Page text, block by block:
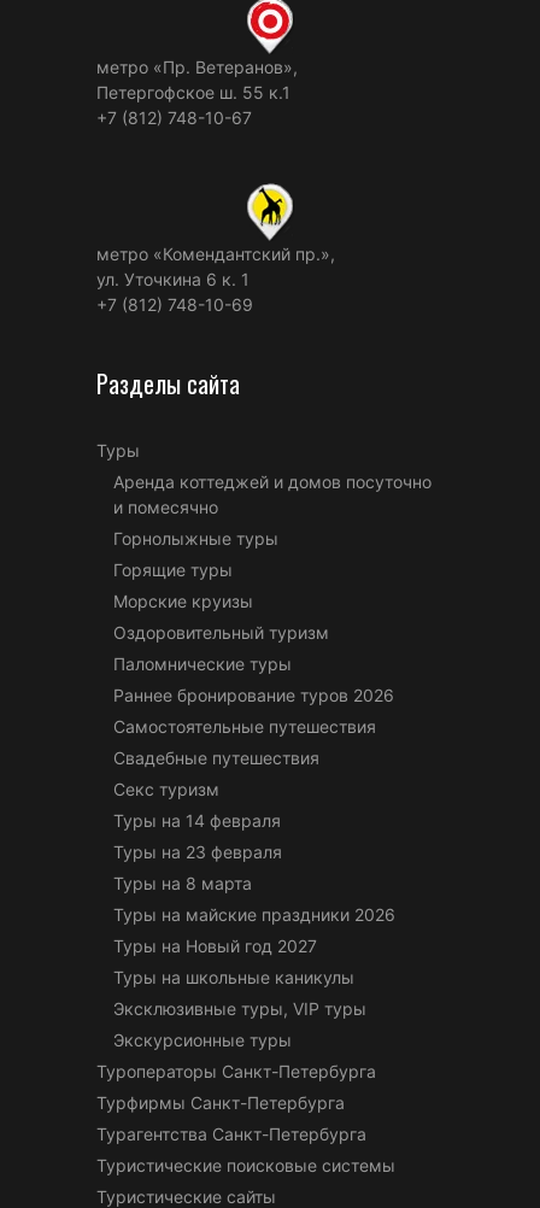
метро «Пр. Ветеранов»,
Петергофское ш. 55 к.1
+7 (812) 748-10-67
метро «Комендантский пр.»,
ул. Уточкина 6 к. 1
+7 (812) 748-10-69
Разделы сайта
Туры
Аренда коттеджей и домов посуточно
и помесячно
Горнолыжные туры
Горящие туры
Морские круизы
Оздоровительный туризм
Паломнические туры
Раннее бронирование туров 2026
Самостоятельные путешествия
Свадебные путешествия
Секс туризм
Туры на 14 февраля
Туры на 23 февраля
Туры на 8 марта
Туры на майские праздники 2026
Туры на Новый год 2027
Туры на школьные каникулы
Эксклюзивные туры, VIP туры
Экскурсионные туры
Туроператоры Санкт-Петербурга
Турфирмы Санкт-Петербурга
Турагентства Санкт-Петербурга
Туристические поисковые системы
Туристические сайты